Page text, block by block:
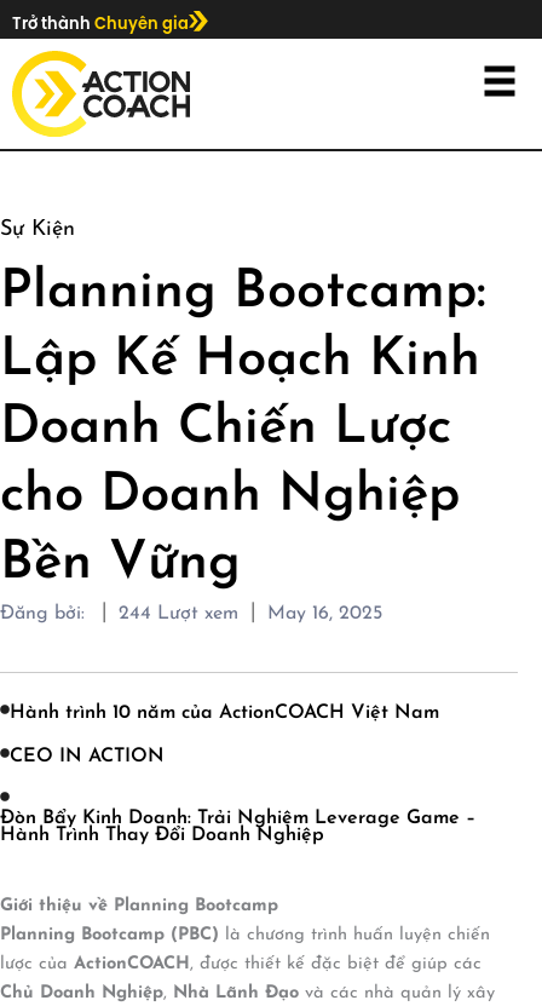
Trở thành Chuyên gia
Sự Kiện
Planning Bootcamp:
Lập Kế Hoạch Kinh
Doanh Chiến Lược
cho Doanh Nghiệp
Bền Vững
Đăng bởi: 244 Lượt xem May 16, 2025
Hành trình 10 năm của ActionCOACH Việt Nam
CEO IN ACTION
Đòn Bẩy Kinh Doanh: Trải Nghiệm Leverage Game –
Hành Trình Thay Đổi Doanh Nghiệp
Giới thiệu về Planning Bootcamp
Planning Bootcamp (PBC) là chương trình huấn luyện chiến
lược của ActionCOACH , được thiết kế đặc biệt để giúp các
Chủ Doanh Nghiệp, Nhà Lãnh Đạo và các nhà quản lý xây